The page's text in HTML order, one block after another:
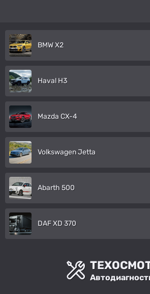
BMW X2
Haval H3
Mazda CX-4
Volkswagen Jetta
Abarth 500
DAF XD 370